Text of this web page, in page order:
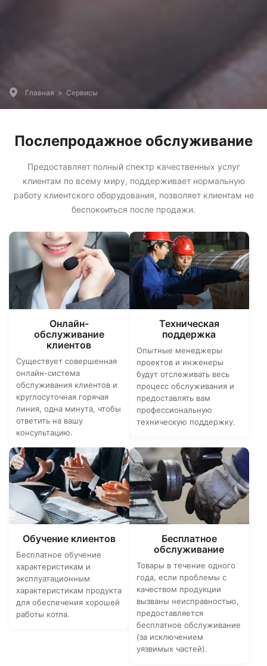
Главная > Сервисы
Послепродажное обслуживание
Предоставляет полный спектр качественных услуг
клиентам по всему миру, поддерживает нормальную
работу клиентского оборудования, позволяет клиентам не
беспокоиться после продажи.
Онлайн-
обслуживание
клиентов
Существует совершенная
онлайн-система
обслуживания клиентов и
круглосуточная горячая
линия, одна минута, чтобы
ответить на вашу
консультацию.
Техническая
поддержка
Опытные менеджеры
проектов и инженеры
будут отслеживать весь
процесс обслуживания и
предоставлять вам
профессиональную
техническую поддержку.
Обучение клиентов
Бесплатное обучение
характеристикам и
эксплуатационным
характеристикам продукта
для обеспечения хорошей
работы котла.
Бесплатное
обслуживание
Товары в течение одного
года, если проблемы с
качеством продукции
вызваны неисправностью,
предоставляется
бесплатное обслуживание
(за исключением
уязвимых частей).